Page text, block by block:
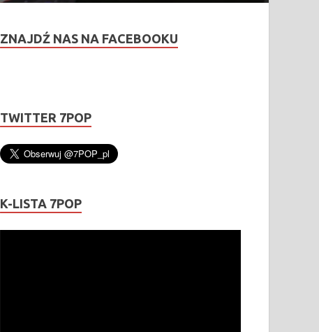
ZNAJDŹ NAS NA FACEBOOKU
TWITTER 7POP
K-LISTA 7POP